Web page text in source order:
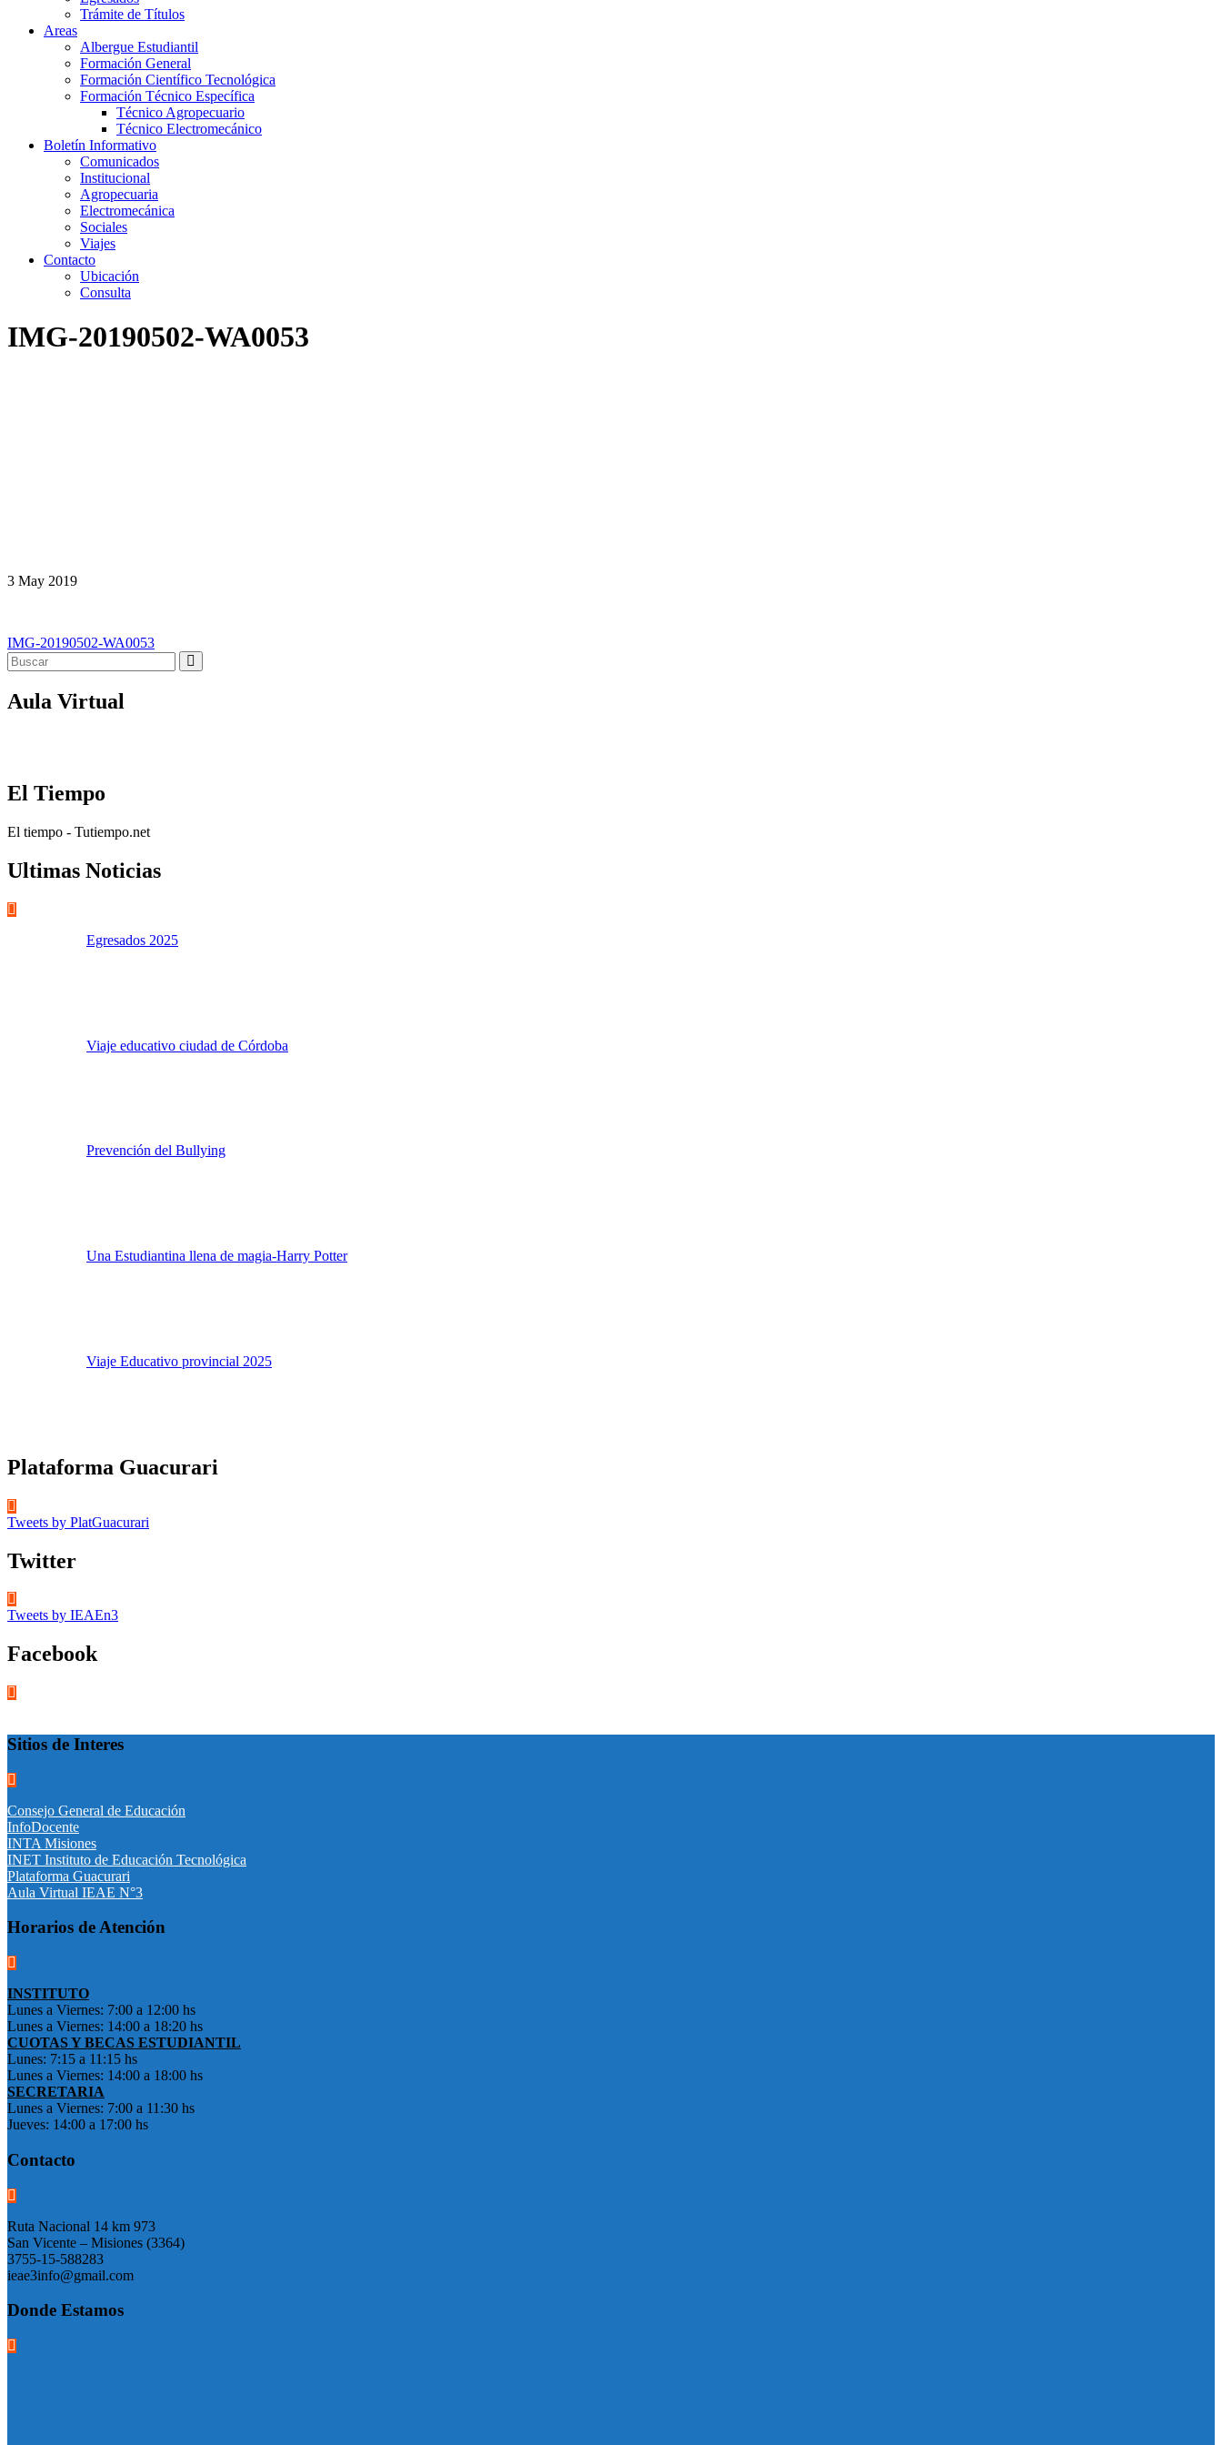
Trámite de Títulos
Areas
Albergue Estudiantil
Formación General
Formación Científico Tecnológica
Formación Técnico Específica
Técnico Agropecuario
Técnico Electromecánico
Boletín Informativo
Comunicados
Institucional
Agropecuaria
Electromecánica
Sociales
Viajes
Contacto
Ubicación
Consulta
IMG-20190502-WA0053
3 May 2019
Navegación
de
entradas
IMG-20190502-WA0053
Aula Virtual
El Tiempo
El tiempo - Tutiempo.net
Ultimas Noticias
Egresados 2025
Viaje educativo ciudad de Córdoba
Prevención del Bullying
Una Estudiantina llena de magia-Harry Potter
Viaje Educativo provincial 2025
Plataforma Guacurari
Tweets by PlatGuacurari
Twitter
Tweets by IEAEn3
Facebook
Sitios de Interes
Consejo General de Educación
InfoDocente
INTA Misiones
INET Instituto de Educación Tecnológica
Plataforma Guacurari
Aula Virtual IEAE N°3
Horarios de Atención
INSTITUTO
Lunes a Viernes: 7:00 a 12:00 hs
Lunes a Viernes: 14:00 a 18:20 hs
CUOTAS Y BECAS ESTUDIANTIL
Lunes: 7:15 a 11:15 hs
Lunes a Viernes: 14:00 a 18:00 hs
SECRETARIA
Lunes a Viernes: 7:00 a 11:30 hs
Jueves: 14:00 a 17:00 hs
Contacto
Ruta Nacional 14 km 973
San Vicente – Misiones (3364)
3755-15-588283
ieae3info@gmail.com
Donde Estamos